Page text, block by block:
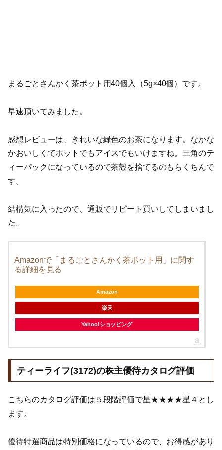
まるごとさんかく茶ポット用40個入（5g×40個）です。
早速頂いてみました。
感想レビューは、きれいな緑色のお茶になります。なかな
かおいしくてホットでもアイスでもいけますね。三角のテ
ィーパックになっているので茶殻を捨てるのもらくちんで
す。
結構気に入ったので、通販でリピート買いしてしまいまし
た。
Amazonで「まるごとさんかく茶ポット用」に関す
る詳細を見る
Amazon
楽天
Yahoo!ショッピング
ティーライフ(3172)の株主優待カタログ評価
こちらのカタログ評価は５段階評価で星★★★★星４とし
ます。
優待特選商品は特別価格になっているので、お得感があり